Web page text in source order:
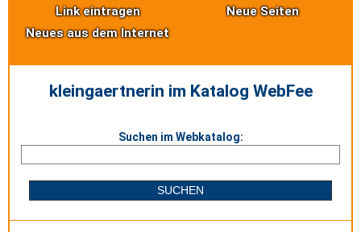
Link eintragen
Neue Seiten
Neues aus dem Internet
kleingaertnerin im Katalog WebFee
Suchen im Webkatalog: